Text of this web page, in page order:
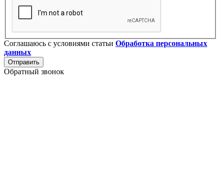
Соглашаюсь с условиями статьи Обработка персональных
данных
Отправить
Обратный звонок